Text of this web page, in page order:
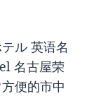
ル 英语名
名古屋荣
便的市中